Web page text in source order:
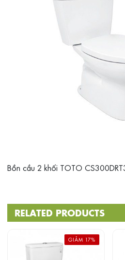
Bồn cầu 2 khối TOTO
RELATED PRODUCTS
GIẢM 17%